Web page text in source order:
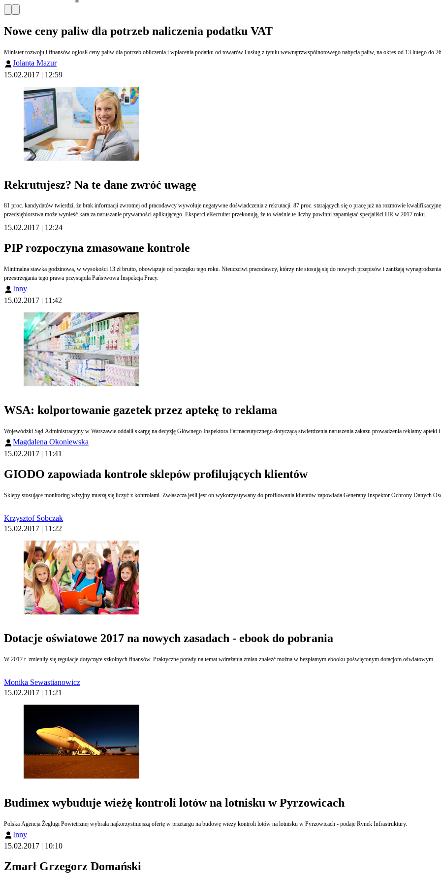
Nowe ceny paliw dla potrzeb naliczenia podatku VAT
Minister rozwoju i finansów ogłosił ceny paliw dla potrzeb obliczenia i wpłacenia podatku od towarów i usług z tytułu wewnątrzwspólnotowego nabycia paliw, na okres od 13 lutego do
Jolanta Mazur
15.02.2017 | 12:59
Rekrutujesz? Na te dane zwróć uwagę
81 proc. kandydatów twierdzi, że brak informacji zwrotnej od pracodawcy wywołuje negatywne doświadczenia z rekrutacji. 87 proc. starających się o pracę już na rozmowie
przedsiębiorstwa może wynieść kara za naruszanie prywatności aplikującego. Eksperci eRecruiter przekonują, że to właśnie te liczby powinni zapamiętać specjaliści HR w 2017 roku.
15.02.2017 | 12:24
PIP rozpoczyna zmasowane kontrole
Minimalna stawka godzinowa, w wysokości 13 zł brutto, obowiązuje od początku tego roku. Nieuczciwi pracodawcy, którzy nie stosują się do nowych przepisów i zaniżają
przestrzegania tego prawa przystąpiła Państwowa Inspekcja Pracy.
Inny
15.02.2017 | 11:42
WSA: kolportowanie gazetek przez aptekę to reklama
Wojewódzki Sąd Administracyjny w Warszawie oddalił skargę na decyzję Głównego Inspektora Farmaceutycznego
Magdalena Okoniewska
15.02.2017 | 11:41
GIODO zapowiada kontrole sklepów profilujących klientów
Sklepy stosujące monitoring wizyjny muszą się liczyć z kontrolami. Zwłaszcza jeśli jest on wykorzystywany do profilowania klientów zapowiada Generany Inspektor
Krzysztof Sobczak
15.02.2017 | 11:22
Dotacje oświatowe 2017 na nowych zasadach - ebook do pobrania
W 2017 r. zmieniły się regulacje dotyczące szkolnych finansów. Praktyczne porady na temat wdrażania zmian znaleźć można w bezpłatnym ebooku poświęconym dotacjom oświatowym.
Monika Sewastianowicz
15.02.2017 | 11:21
Budimex wybuduje wieżę kontroli lotów na lotnisku w Pyrzowicach
Polska Agencja Żeglugi Powietrznej wybrała najkorzystniejszą ofertę w przetargu na budowę wieży kontroli lotów na lotnisku w Pyrzowicach - podaje Rynek Infrastruktury.
Inny
15.02.2017 | 10:10
Zmarł Grzegorz Domański